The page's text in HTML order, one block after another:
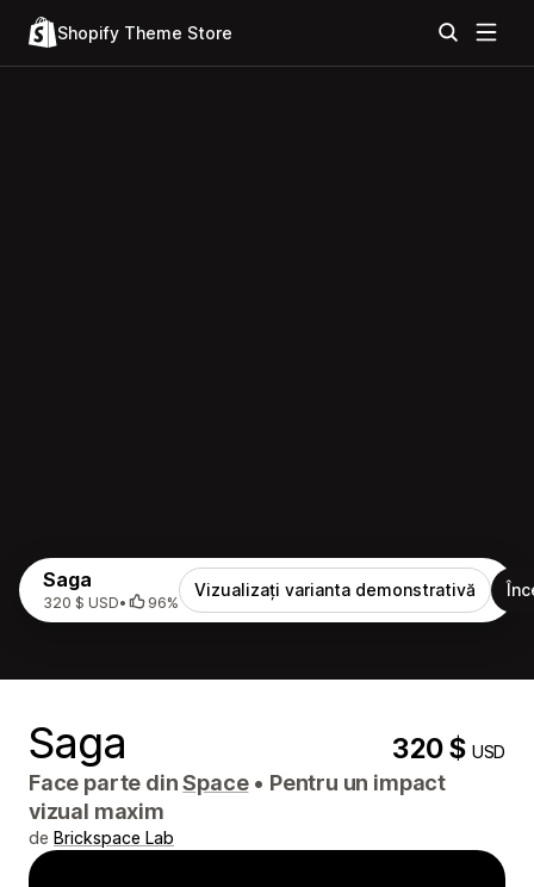
Shopify Theme Store
Saga
320 $ USD• 96%
Vizualizați varianta demonstrativă
Saga 320 $USD
Face parte dinSpace • Pentru un impact
vizual maxim
de Brickspace Lab